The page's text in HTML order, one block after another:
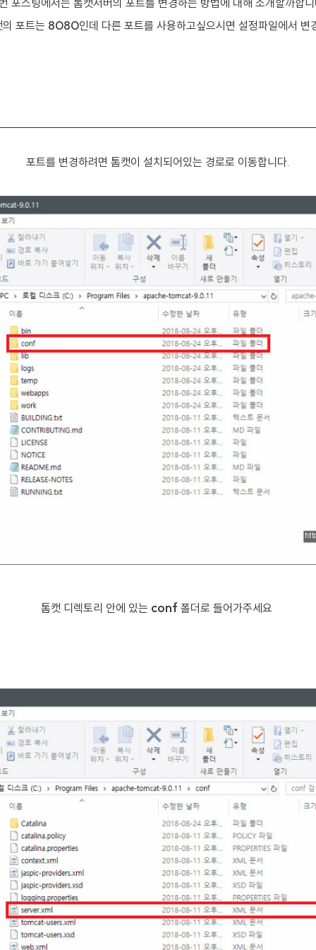
포스팅에서는 톰캣서버의 포트를 변경하는 방법에 대해 소개할까합
포트는 8080인데 다른 포트를 사용하고싶으시면 설정파일에서 변
포트를 변경하려면 톰캣이 설치되어있는 경로로 이동합니다.
톰캣 디렉토리 안에 있는 conf 폴더로 들어가주세요